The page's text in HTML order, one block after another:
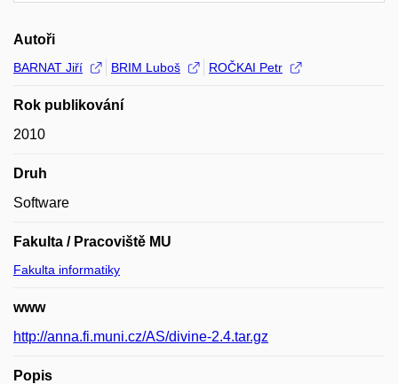
Autoři
BARNAT Jiří BRIM Luboš ROČKAI Petr
Rok publikování
2010
Druh
Software
Fakulta / Pracoviště MU
Fakulta informatiky
www
http://anna.fi.muni.cz/AS/divine-2.4.tar.gz
Popis